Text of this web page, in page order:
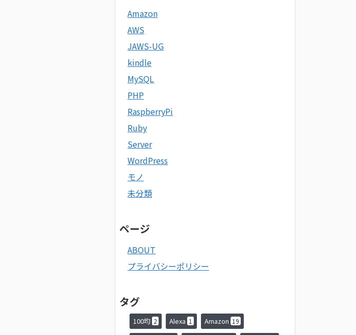
Amazon
AWS
JAWS-UG
kindle
MySQL
PHP
RaspberryPi
Ruby
Server
WordPress
モノ
未分類
ページ
ABOUT
プライバシーポリシー
タグ
100均 2 Alexa 1 Amazon 19